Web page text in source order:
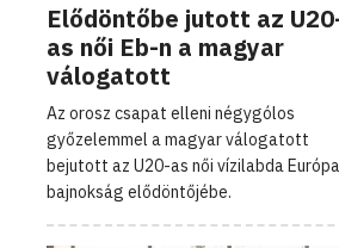
Elődöntőbe jutott az
as női Eb-n a magyar
válogatott
Az orosz csapat elleni négygólos
győzelemmel a magyar válogatott
bejutott az U20-as női vízilabda
bajnokság elődöntőjébe.